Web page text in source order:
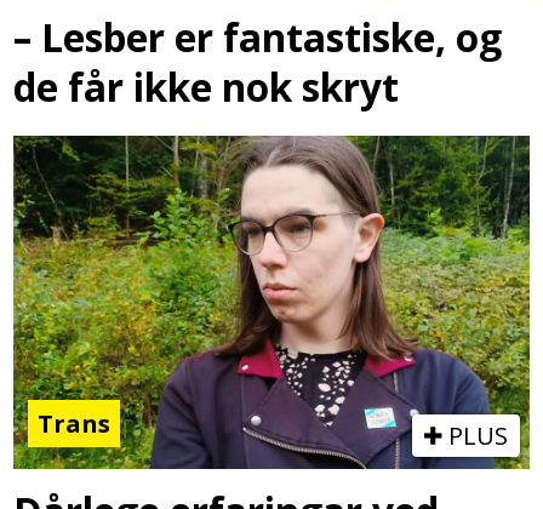
– Lesber er fantastiske, og
de får ikke nok skryt
Trans PLUS